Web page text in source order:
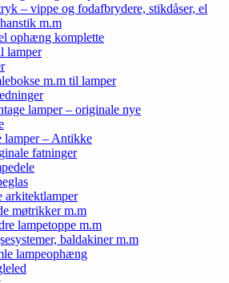
– vippe og fodafbrydere, stikdåser, el
m.m
ophæng komplette
lamper
m.m til lamper
lamper – originale nye
lamper – Antikke
fatninger
arkitektlamper
møtrikker m.m
lampetoppe m.m
baldakiner m.m
lampeophæng